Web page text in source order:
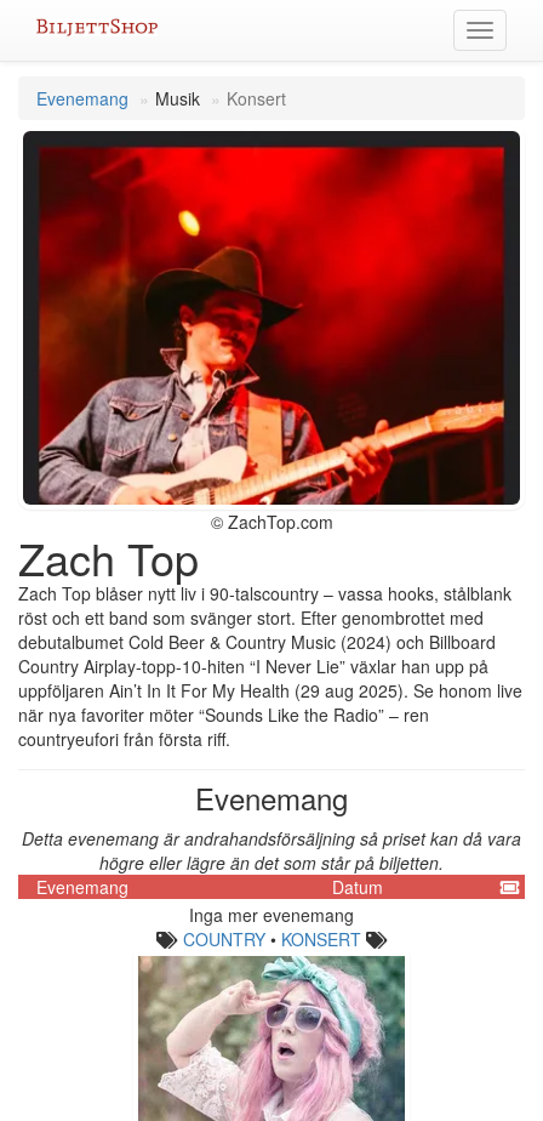
Växla
meny
Evenemang
Musik Konsert
© ZachTop.com
Zach Top
Zach Top blåser nytt liv i 90-talscountry – vassa hooks, stålblank
röst och ett band som svänger stort. Efter genombrottet med
debutalbumet Cold Beer & Country Music (2024) och Billboard
Country Airplay-topp-10-hiten “I Never Lie” växlar han upp på
uppföljaren Ain’t In It For My Health (29 aug 2025). Se honom live
när nya favoriter möter “Sounds Like the Radio” – ren
countryeufori från första riff.
Evenemang
Detta evenemang är andrahandsförsäljning så priset kan då vara
högre eller lägre än det som står på biljetten.
Evenemang
Datum
Inga mer evenemang
COUNTRY• KONSERT